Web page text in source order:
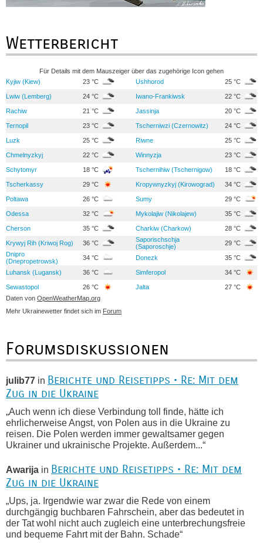
Wetterbericht
Für Details mit dem Mauszeiger über das zugehörige Icon gehen
Kyjiw (Kiew)
23 °C Ushhorod 25 °C
Lwiw (Lemberg) 24 °C Iwano-Frankiwsk 22 °C
Rachiw 21 °C Jassinja 20 °C
Ternopil 23 °C Tscherniwzi (Czernowitz) 24 °C
Luzk 25 °C Riwne 25 °C
Chmelnyzkyj 22 °C Winnyzja 23 °C
Schytomyr 18 °C Tschernihiw (Tschernigow) 18 °C
Tscherkassy 29 °C Kropywnyzkyj (Kirowograd) 34 °C
Poltawa 26 °C Sumy 29 °C
Odessa 32 °C Mykolajiw (Nikolajew) 35 °C
Cherson 35 °C Charkiw (Charkow) 28 °C
Krywyj Rih (Kriwoj Rog) 36 °C
Saporischschja
(Saporoschje)
29 °C
Dnipro
(Dnepropetrowsk)
34 °C Donezk 35 °C
Luhansk (Lugansk) 36 °C Simferopol 34 °C
Sewastopol 26 °C Jalta
27 °C
Daten von OpenWeatherMap.org
Mehr Ukrainewetter findet sich im Forum
Forumsdiskussionen
julib77 in Berichte und Reisetipps • Re: Mit dem
Zug in die Ukraine
„Auch wenn ich diese Verbindung toll finde, hätte ich
ehrlicherweise Angst, von Polen aus in die Ukraine zu
reisen. Die Polen werden immer gewaltsamer gegen
Ukrainer und ukrainische Projekte. Außerdem...“
Awarija in Berichte und Reisetipps • Re: Mit dem
Zug in die Ukraine
„Ups, ja. Irgendwie war zwar die Rede von einem
durchgängig buchbaren Fahrschein, aber das bedeutet in
der Tat wohl nicht auch zugleich eine unterbrechungsfreie
und bequeme Fahrt mit der Bahn. Schade“